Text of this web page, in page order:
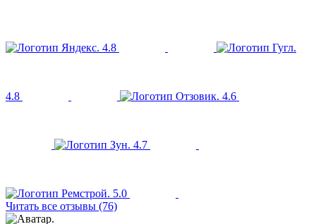
4.8
4.8 4.6
4.7
5.0
Читать все отзывы (76)